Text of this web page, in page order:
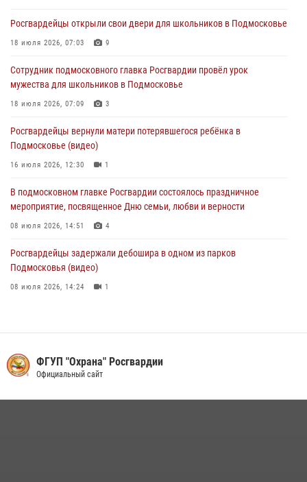
Росгвардейцы задержали нетрезвого нарушителя общественного
27 июля 2026, 14:12
В День парашютиста героем рубрики «Знай наших» стал сотрудник
26 июля 2026, 16:42
Росгвардейцы открыли свои двери для школьников в Подмосковье
18 июля 2026, 07:03 9
Сотрудник подмосковного главка Росгвардии провёл урок
мужества для школьников в Подмосковье
18 июля 2026, 07:09 3
Росгвардейцы вернули матери потерявшегося ребёнка в
Подмосковье (видео)
16 июля 2026, 12:30 1
В подмосковном главке Росгвардии состоялось праздничное
мероприятие, посвященное Дню семьи, любви и верности
08 июля 2026, 14:51 4
Росгвардейцы задержали дебошира в одном из парков
Подмосковья (видео)
08 июля 2026, 14:24 1
19 июля 2026, 06:00 2
Росгвардейцы пресекли кражу на крупную сумму с охраняемого
объекта в Подмосковье (видео)
ФГУП "Охрана" Росгвардии
Официальный сайт